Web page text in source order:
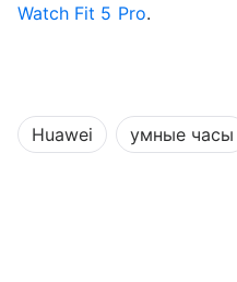
Watch Fit 5 Pro.
Huawei умные часы